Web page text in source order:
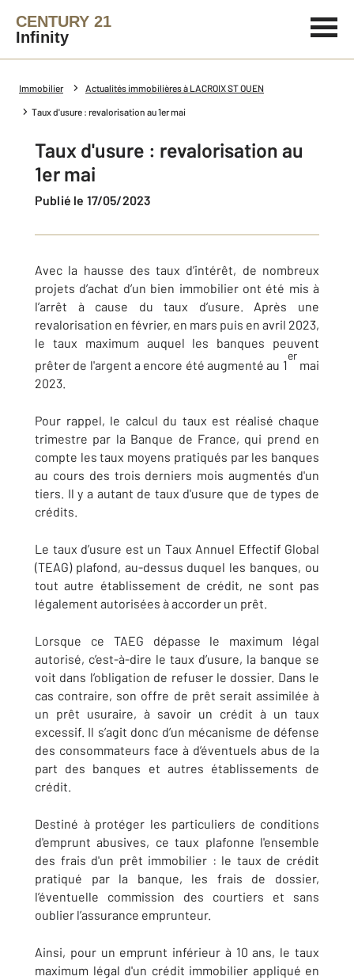
CENTURY 21
Infinity
Immobilier Actualités immobilières à LACROIX ST OUEN
Taux d'usure : revalorisation au 1er mai
Taux d'usure : revalorisation au
1er mai
Publié le 17/05/2023
Avec la hausse des taux d’intérêt, de nombreux
projets d’achat d’un bien immobilier ont été mis à
l’arrêt à cause du taux d’usure. Après une
revalorisation en février, en mars puis en avril 2023,
le taux maximum auquel les banques peuvent
prêter de l'argent a encore été augmenté au 1
er
mai
2023.
Pour rappel, le calcul du taux est réalisé chaque
trimestre par la Banque de France, qui prend en
compte les taux moyens pratiqués par les banques
au cours des trois derniers mois augmentés d'un
tiers. Il y a autant de taux d'usure que de types de
crédits.
Le taux d’usure est un Taux Annuel Effectif Global
(TEAG) plafond, au-dessus duquel les banques, ou
tout autre établissement de crédit, ne sont pas
légalement autorisées à accorder un prêt.
Lorsque ce TAEG dépasse le maximum légal
autorisé, c’est-à-dire le taux d’usure, la banque se
voit dans l’obligation de refuser le dossier. Dans le
cas contraire, son offre de prêt serait assimilée à
un prêt usuraire, à savoir un crédit à un taux
excessif. Il s’agit donc d’un mécanisme de défense
des consommateurs face à d’éventuels abus de la
part des banques et autres établissements de
crédit.
Destiné à protéger les particuliers de conditions
d'emprunt abusives, ce taux plafonne l'ensemble
des frais d'un prêt immobilier : le taux de crédit
pratiqué par la banque, les frais de dossier,
l’éventuelle commission des courtiers et sans
oublier l’assurance emprunteur.
Ainsi, pour un emprunt inférieur à 10 ans, le taux
maximum légal d'un crédit immobilier appliqué en